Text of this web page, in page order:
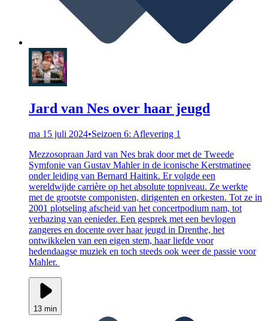
Jard van Nes over haar jeugd
ma 15 juli 2024•Seizoen 6: Aflevering 1
Mezzosopraan Jard van Nes brak door met de Tweede
Symfonie van Gustav Mahler in de iconische Kerstmatinee
onder leiding van Bernard Haitink. Er volgde een
wereldwijde carrière op het absolute topniveau. Ze werkte
met de grootste componisten, dirigenten en orkesten. Tot ze in
2001 plotseling afscheid van het concertpodium nam, tot
verbazing van eenieder. Een gesprek met een bevlogen
zangeres en docente over haar jeugd in Drenthe, het
ontwikkelen van een eigen stem, haar liefde voor
hedendaagse muziek en toch steeds ook weer de passie voor
Mahler.
13 min